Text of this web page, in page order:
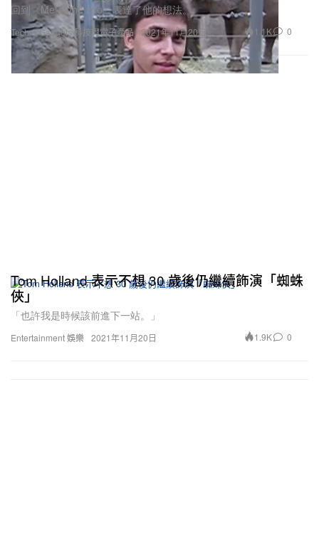
Tech & Gadgets 科技與電子產品
回到《Me at the zoo》表達了他的想法。
2021年11月20日 1.1K 0
Entertainment 娛樂
Tom Holland 表示不想 30 歲後仍繼續飾演「蜘蛛
俠」
「也許我是時候該前進下一站。」
2021年11月20日 1.9K 0